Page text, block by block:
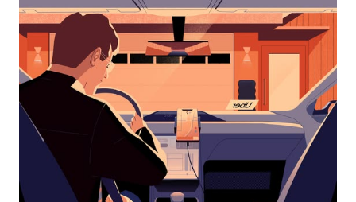
interagir
avec
calendrier
et
sélectionner
une
date.
Appuyez
d'échappement